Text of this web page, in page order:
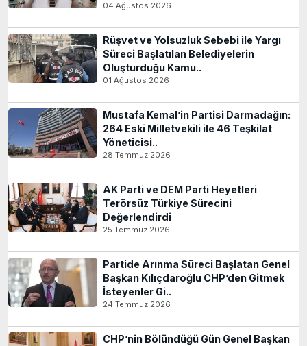
04 Ağustos 2026
Rüşvet ve Yolsuzluk Sebebi ile Yargı
Süreci Başlatılan Belediyelerin
Oluşturduğu Kamu..
01 Ağustos 2026
Mustafa Kemal’in Partisi Darmadağın:
264 Eski Milletvekili ile 46 Teşkilat
Yöneticisi..
28 Temmuz 2026
AK Parti ve DEM Parti Heyetleri
Terörsüz Türkiye Sürecini
Değerlendirdi
25 Temmuz 2026
Partide Arınma Süreci Başlatan Genel
Başkan Kılıçdaroğlu CHP’den Gitmek
İsteyenler Gi..
24 Temmuz 2026
CHP’nin Bölündüğü Gün Genel Başkan